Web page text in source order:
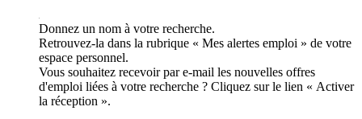
Donnez un nom à votre recherche.
Retrouvez-la dans la rubrique « Mes alertes emploi » de votre
espace personnel.
Vous souhaitez recevoir par e-mail les nouvelles offres
d'emploi liées à votre recherche ? Cliquez sur le lien « Activer
la réception ».